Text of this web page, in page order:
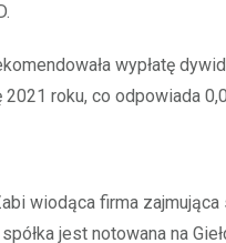
wypłatę
roku, co odpowiada
wiodąca firma
jest notowana na